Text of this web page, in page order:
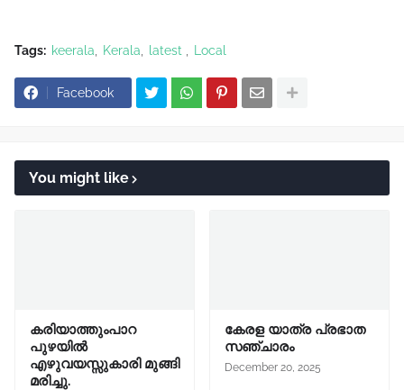
Tags: keerala Kerala latest Local
Facebook
You might like
കരിയാത്തുംപാറ
പുഴയിൽ
എഴുവയസ്സുകാരി മുങ്ങി
മരിച്ചു.
കേരള യാത്ര പ്രഭാത
സഞ്ചാരം
December 20, 2025